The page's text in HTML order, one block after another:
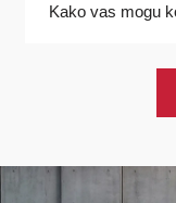
Kako vas mogu